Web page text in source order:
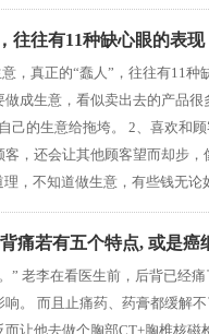
往往有11种缺心眼的表现
，真正的“蠢人”，往往有11
成生意，看似卖出去的产品
己的生意给拖垮。 2、喜欢和
，还会让其他顾客望而却步
，不知道做生意，有些钱无论
痛若有五个特点, 或是癌
” 老李在看医生前，后背已经
。 而且止痛药、药膏都缓解
让他去做个胸部CT+胸椎核